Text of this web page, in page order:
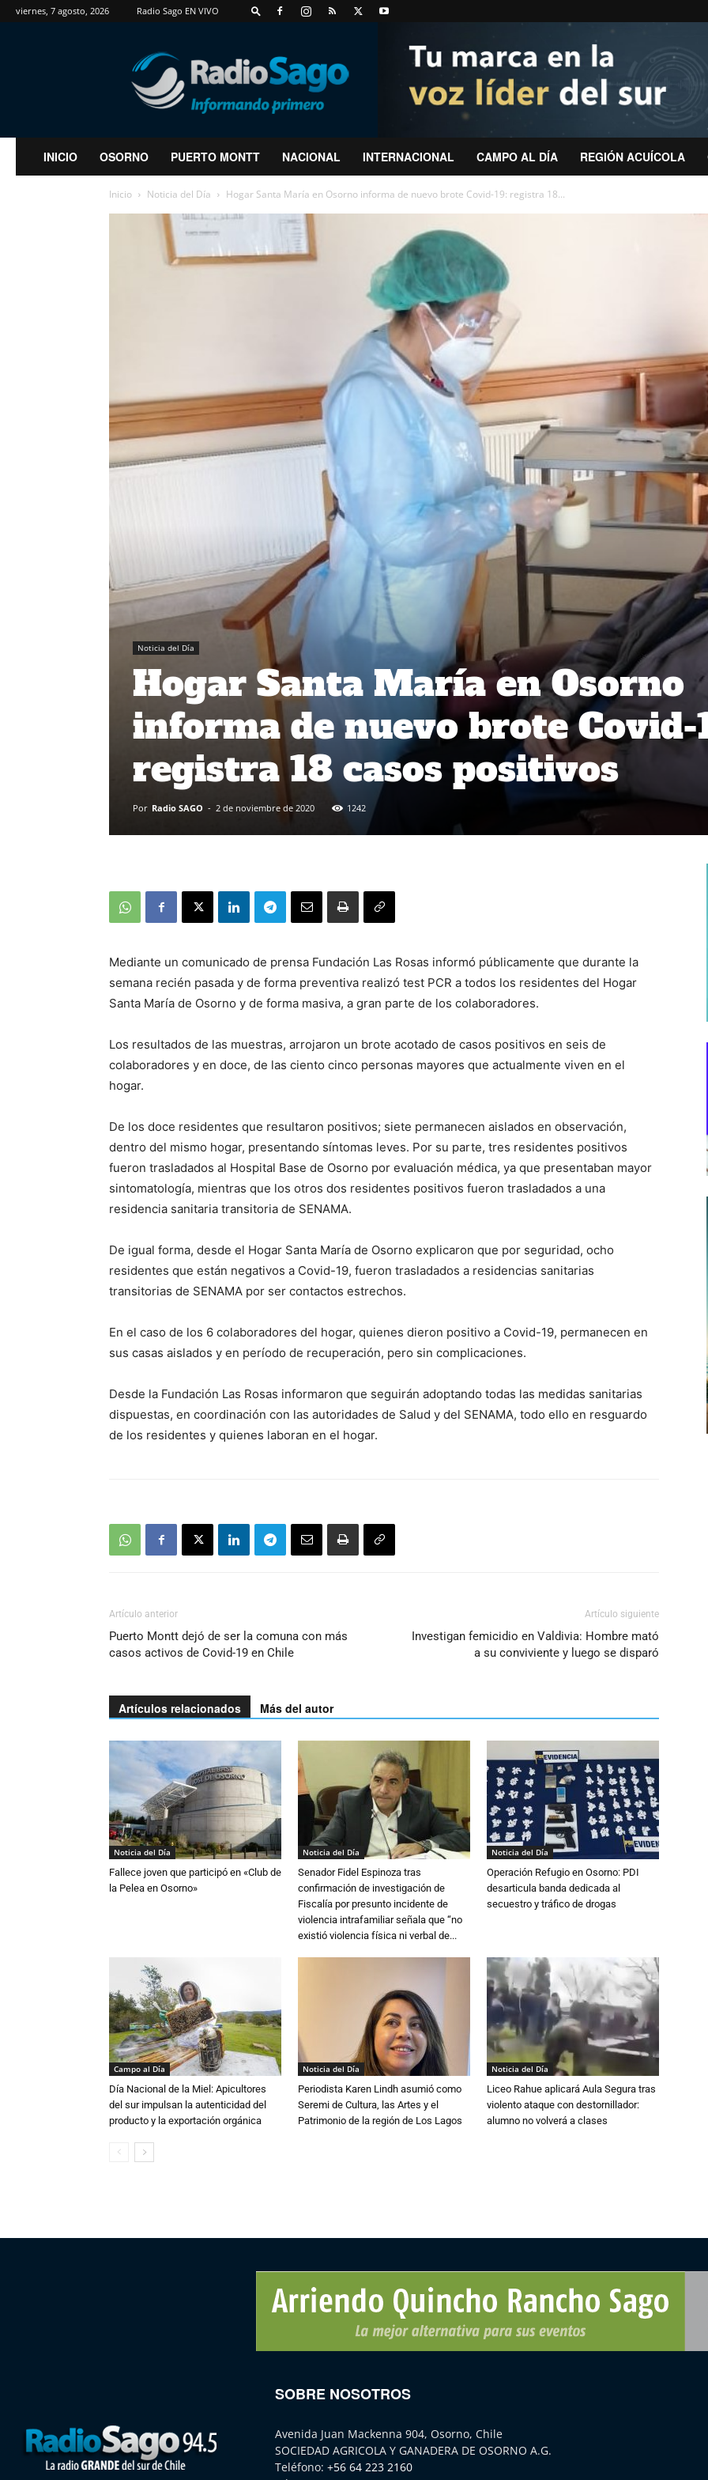
viernes, 7 agosto, 2026 Radio Sago EN VIVO
RadioSago
INICIO OSORNO PUERTO MONTT NACIONAL INTERNACIONAL CAMPO AL DÍA REGIÓN ACUÍCOLA
Inicio Noticia del Día Hogar Santa María en Osorno informa de nuevo brote Covid-19: registra 18...
Noticia del Día
Hogar Santa María en Osorno
informa de nuevo brote Covid-
registra 18 casos positivos
Por Radio SAGO - 2 de noviembre de 2020 1242
Mediante un comunicado de prensa Fundación Las Rosas informó públicamente que durante la
semana recién pasada y de forma preventiva realizó test PCR a todos los residentes del Hogar
Santa María de Osorno y de forma masiva, a gran parte de los colaboradores.
Los resultados de las muestras, arrojaron un brote acotado de casos positivos en seis de
colaboradores y en doce, de las ciento cinco personas mayores que actualmente viven en el
hogar.
De los doce residentes que resultaron positivos; siete permanecen aislados en observación,
dentro del mismo hogar, presentando síntomas leves. Por su parte, tres residentes positivos
fueron trasladados al Hospital Base de Osorno por evaluación médica, ya que presentaban mayor
sintomatología, mientras que los otros dos residentes positivos fueron trasladados a una
residencia sanitaria transitoria de SENAMA.
De igual forma, desde el Hogar Santa María de Osorno explicaron que por seguridad, ocho
residentes que están negativos a Covid-19, fueron trasladados a residencias sanitarias
transitorias de SENAMA por ser contactos estrechos.
En el caso de los 6 colaboradores del hogar, quienes dieron positivo a Covid-19, permanecen en
sus casas aislados y en período de recuperación, pero sin complicaciones.
Desde la Fundación Las Rosas informaron que seguirán adoptando todas las medidas sanitarias
dispuestas, en coordinación con las autoridades de Salud y del SENAMA, todo ello en resguardo
de los residentes y quienes laboran en el hogar.
Artículo anterior
Puerto Montt dejó de ser la comuna con más
casos activos de Covid-19 en Chile
Artículo siguiente
Investigan femicidio en Valdivia: Hombre mató
a su conviviente y luego se disparó
Artículos relacionados Más del autor
Noticia del Día
Fallece joven que participó en «Club de
la Pelea en Osorno»
Noticia del Día
Senador Fidel Espinoza tras
confirmación de investigación de
Fiscalía por presunto incidente de
violencia intrafamiliar señala que “no
existió violencia física ni verbal de...
Noticia del Día
Operación Refugio en Osorno: PDI
desarticula banda dedicada al
secuestro y tráfico de drogas
Campo al Día
Día Nacional de la Miel: Apicultores
del sur impulsan la autenticidad del
producto y la exportación orgánica
Noticia del Día
Periodista Karen Lindh asumió como
Seremi de Cultura, las Artes y el
Patrimonio de la región de Los Lagos
Noticia del Día
Liceo Rahue aplicará Aula Segura tras
violento ataque con destornillador:
alumno no volverá a clases
SOBRE NOSOTROS
Avenida Juan Mackenna 904, Osorno, Chile
SOCIEDAD AGRICOLA Y GANADERA DE OSORNO A.G.
Teléfono: +56 64 223 2160